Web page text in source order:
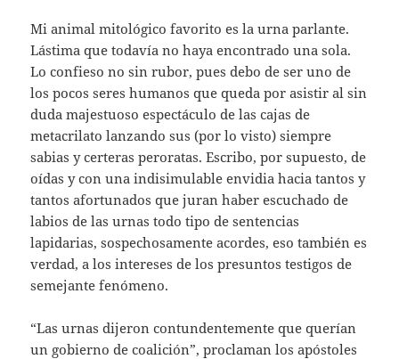
Mi animal mitológico favorito es la urna parlante.
Lástima que todavía no haya encontrado una sola.
Lo confieso no sin rubor, pues debo de ser uno de
los pocos seres humanos que queda por asistir al sin
duda majestuoso espectáculo de las cajas de
metacrilato lanzando sus (por lo visto) siempre
sabias y certeras peroratas. Escribo, por supuesto, de
oídas y con una indisimulable envidia hacia tantos y
tantos afortunados que juran haber escuchado de
labios de las urnas todo tipo de sentencias
lapidarias, sospechosamente acordes, eso también es
verdad, a los intereses de los presuntos testigos de
semejante fenómeno.
“Las urnas dijeron contundentemente que querían
un gobierno de coalición”, proclaman los apóstoles